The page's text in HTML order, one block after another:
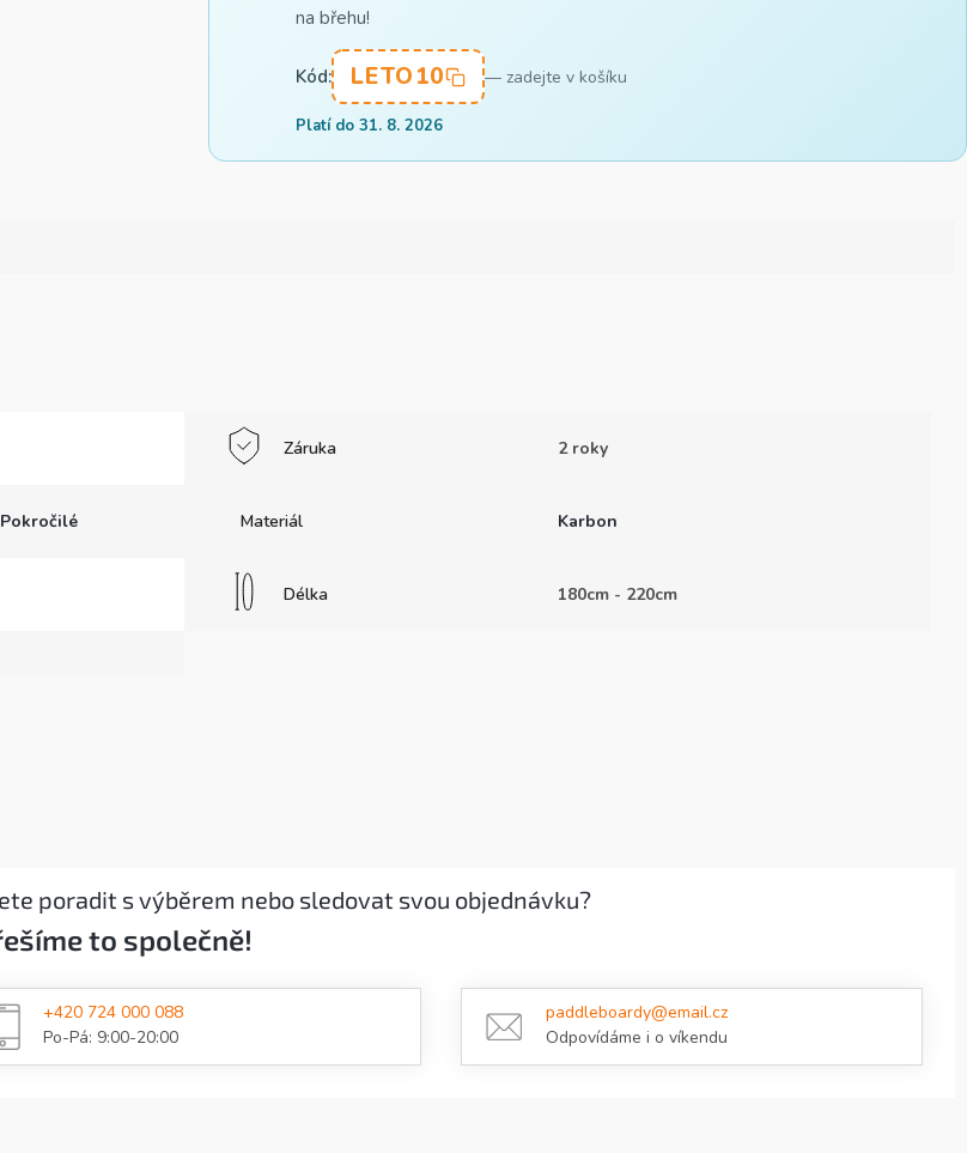
na břehu!
Kód: LETO10 — zadejte v košíku
Platí do 31. 8. 2026
Záruka 2 roky
Pokročilé Materiál Karbon
Délka 180cm - 220cm
poradit s výběrem nebo sledovat svou objednávku?
to společně!
+420 724 000 088
Po-Pá: 9:00-20:00
paddleboardy@email.cz
Odpovídáme i o víkendu